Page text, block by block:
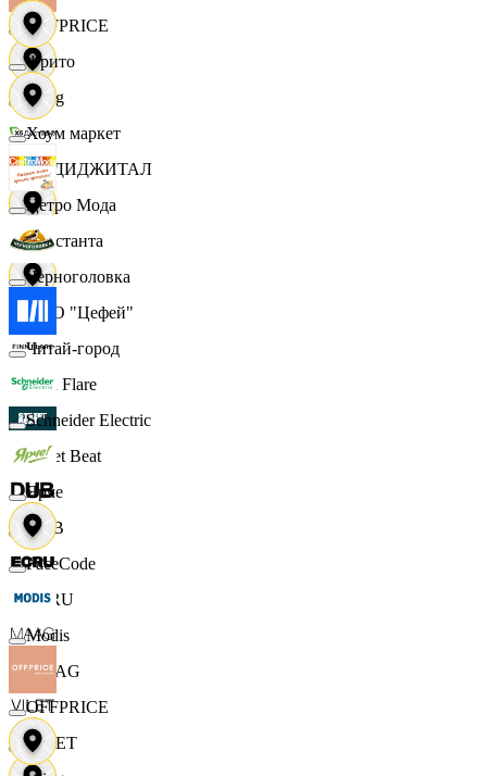
OFFPRICE
string
X5 ДИДЖИТАЛ
Константа
ООО "Цефей"
Finn Flare
Street Beat
DUB
ECRU
MAAG
VILET
Фрито
Хоум маркет
Цетро Мода
Черноголовка
Читай-город
Schneider Electric
Ярче
FaceCode
Modis
OFFPRICE